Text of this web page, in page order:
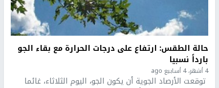
حالة الطقس: ارتفاع على درجات الحرارة مع بقاء الجو
بارداً نسبيا
4 أشهر، 4 أسابيع ago
توقعت الأرصاد الجوية أن يكون الجو، اليوم الثلاثاء، غائما